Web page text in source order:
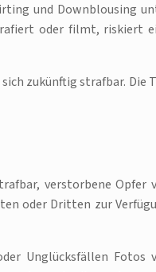
und Downblousing
oder filmt, riskiert
zukünftig strafbar. Die
verstorbene Opfer
oder Dritten zur
Unglücksfällen Fotos